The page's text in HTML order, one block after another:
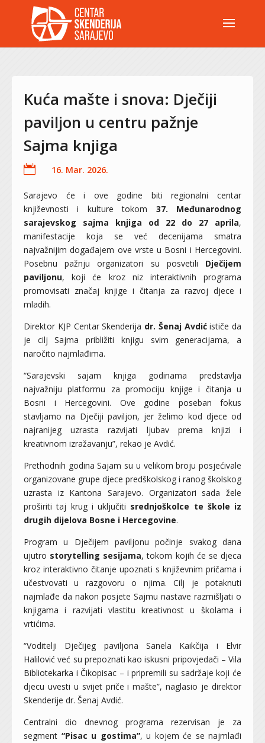
Kuća mašte i snova: Dječiji
paviljon u centru pažnje
Sajma knjiga
 16. Mar. 2026.
Sarajevo će i ove godine biti regionalni centar
književnosti i kulture tokom 37. Međunarodnog
sarajevskog sajma knjiga od 22 do 27 aprila,
manifestacije koja se već decenijama smatra
najvažnijim događajem ove vrste u Bosni i Hercegovini.
Posebnu pažnju organizatori su posvetili Dječijem
paviljonu, koji će kroz niz interaktivnih programa
promovisati značaj knjige i čitanja za razvoj djece i
mladih.
Direktor KJP Centar Skenderija dr. Šenaj Avdićističe da
je cilj Sajma približiti knjigu svim generacijama, a
naročito najmlađima.
“Sarajevski sajam knjiga godinama predstavlja
najvažniju platformu za promociju knjige i čitanja u
Bosni i Hercegovini. Ove godine poseban fokus
stavljamo na Dječiji paviljon, jer želimo kod djece od
najranijeg uzrasta razvijati ljubav prema knjizi i
kreativnom izražavanju”, rekao je Avdić.
Prethodnih godina Sajam su u velikom broju posjećivale
organizovane grupe djece predškolskog i ranog školskog
uzrasta iz Kantona Sarajevo. Organizatori sada žele
proširiti taj krug i uključiti srednjoškolce te škole iz
drugih dijelova Bosne i Hercegovine.
Program u Dječijem paviljonu počinje svakog dana
ujutro storytelling sesijama, tokom kojih će se djeca
kroz interaktivno čitanje upoznati s književnim pričama i
učestvovati u razgovoru o njima. Cilj je potaknuti
najmlađe da nakon posjete Sajmu nastave razmišljati o
knjigama i razvijati vlastitu kreativnost u školama i
vrtićima.
“Voditelji Dječijeg paviljona Sanela Kaikčija i Elvir
Halilović već su prepoznati kao iskusni pripovjedači – Vila
Bibliotekarka i Čikopisac – i pripremili su sadržaje koji će
djecu uvesti u svijet priče i mašte”, naglasio je direktor
Skenderije dr. Šenaj Avdić.
Centralni dio dnevnog programa rezervisan je za
segment “Pisac u gostima”, u kojem će se najmlađi